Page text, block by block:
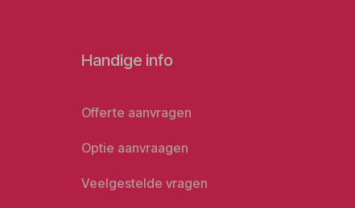
Handige info
Offerte aanvragen
Optie aanvraagen
Veelgestelde vragen